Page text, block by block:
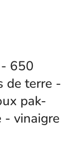
650
de terre -
pak-
- vinaigre